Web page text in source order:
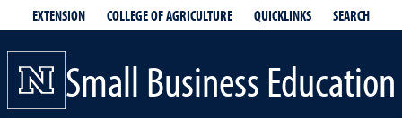
EXTENSION COLLEGE OF AGRICULTURE QUICKLINKS SEARCH
Small Business Education